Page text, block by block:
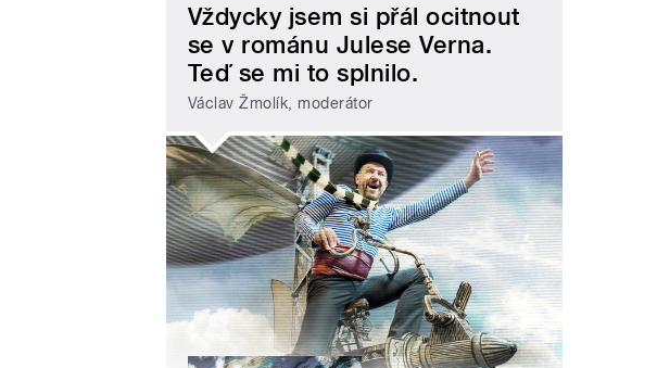
Vždycky jsem si přál ocitnout
se v románu Julese Verna.
Teď se mi to splnilo.
Václav Žmolík, moderátor